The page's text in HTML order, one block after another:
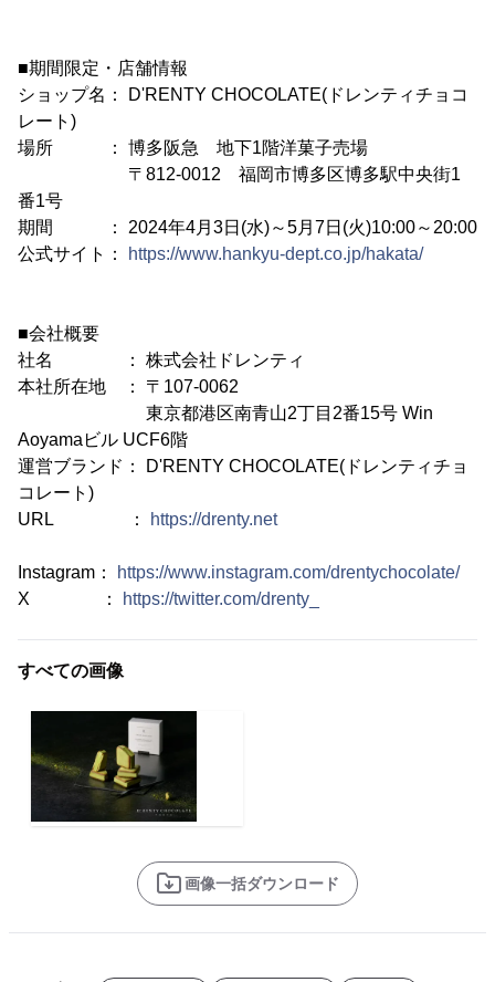
■期間限定・店舗情報
ショップ名： D'RENTY CHOCOLATE(ドレンティチョコ
レート)
場所 ： 博多阪急 地下1階洋菓子売場
〒812-0012 福岡市博多区博多駅中央街1
番1号
期間 ： 2024年4月3日(水)～5月7日(火)10:00～20:00
公式サイト：
https://www.hankyu-dept.co.jp/hakata/
■会社概要
社名 ： 株式会社ドレンティ
本社所在地 ： 〒107-0062
東京都港区南青山2丁目2番15号 Win
Aoyamaビル UCF6階
運営ブランド： D'RENTY CHOCOLATE(ドレンティチョ
コレート)
URL ：
https://drenty.net
Instagram：
https://www.instagram.com/drentychocolate/
X ：
https://twitter.com/drenty_
すべての画像
画像一括ダウンロード